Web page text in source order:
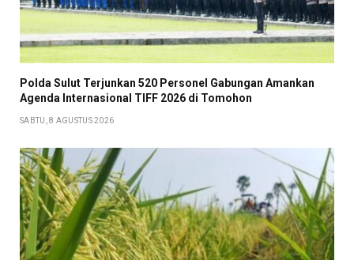
​Polda Sulut Terjunkan 520 Personel Gabungan Amankan
Agenda Internasional TIFF 2026 di Tomohon
SABTU, 8 AGUSTUS 2026